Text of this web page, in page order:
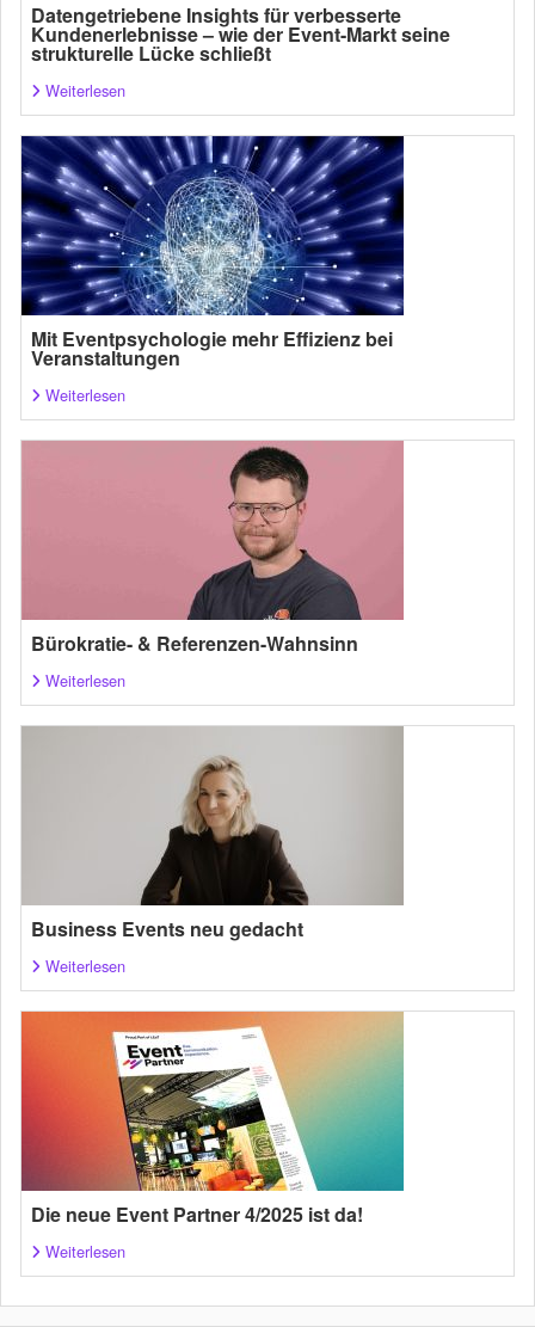
Datengetriebene Insights für verbesserte
Kundenerlebnisse – wie der Event-Markt seine
strukturelle Lücke schließt
Weiterlesen
Mit Eventpsychologie mehr Effizienz bei
Veranstaltungen
Weiterlesen
Bürokratie- & Referenzen-Wahnsinn
Weiterlesen
Business Events neu gedacht
Weiterlesen
Die neue Event Partner 4/2025 ist da!
Weiterlesen